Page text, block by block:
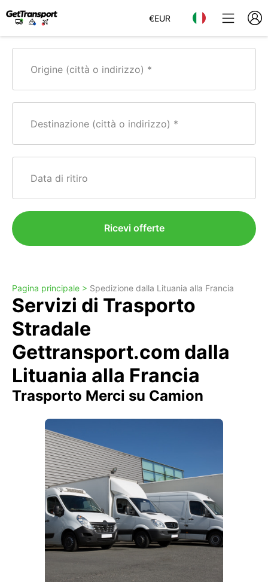
€EUR
Origine (città o indirizzo)
Destinazione (città o indirizzo)
Data di ritiro
Ricevi offerte
Pagina principale > Spedizione dalla Lituania alla Francia
Servizi di Trasporto
Stradale
Gettransport.com dalla
Lituania alla Francia
Trasporto Merci su Camion